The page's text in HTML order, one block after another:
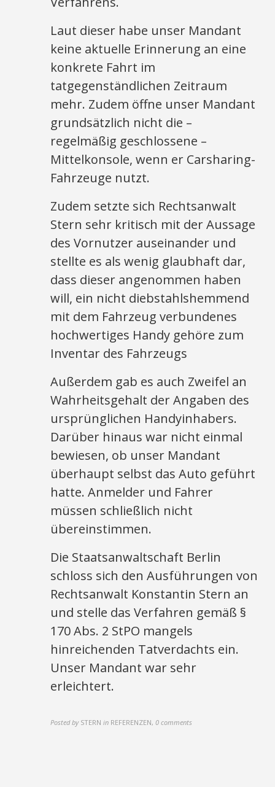
Laut dieser habe unser Mandant
keine aktuelle Erinnerung an eine
konkrete Fahrt im
tatgegenständlichen Zeitraum
mehr. Zudem öffne unser Mandant
grundsätzlich nicht die –
regelmäßig geschlossene –
Mittelkonsole, wenn er Carsharing-
Fahrzeuge nutzt.
Zudem setzte sich Rechtsanwalt
Stern sehr kritisch mit der Aussage
des Vornutzer auseinander und
stellte es als wenig glaubhaft dar,
dass dieser angenommen haben
will, ein nicht diebstahlshemmend
mit dem Fahrzeug verbundenes
hochwertiges Handy gehöre zum
Inventar des Fahrzeugs
Außerdem gab es auch Zweifel an
Wahrheitsgehalt der Angaben des
ursprünglichen Handyinhabers.
Darüber hinaus war nicht einmal
bewiesen, ob unser Mandant
überhaupt selbst das Auto geführt
hatte. Anmelder und Fahrer
müssen schließlich nicht
übereinstimmen.
Die Staatsanwaltschaft Berlin
schloss sich den Ausführungen von
Rechtsanwalt Konstantin Stern an
und stelle das Verfahren gemäß §
170 Abs. 2 StPO mangels
hinreichenden Tatverdachts ein.
Unser Mandant war sehr
erleichtert.
Posted by STERN in REFERENZEN,0 comments